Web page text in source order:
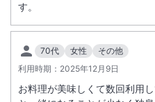
す。
70代 女性
その他
利用時期： 2025年12月9日
お料理が美味しくて数回利用